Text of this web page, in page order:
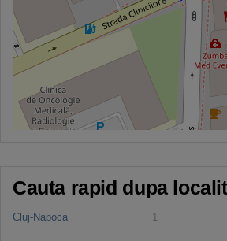
Cauta rapid dupa
Cluj-Napoca 1